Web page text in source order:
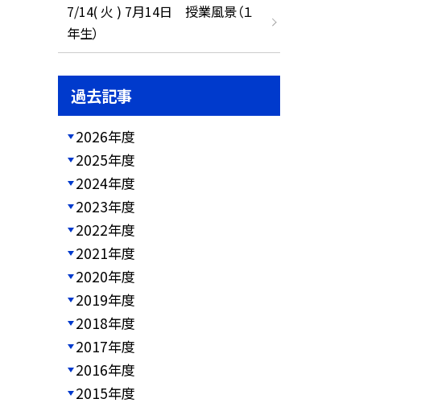
7/14( 火 ) 7月14日 授業風景（１
年生）
過去記事
2026年度
2025年度
2024年度
2023年度
2022年度
2021年度
2020年度
2019年度
2018年度
2017年度
2016年度
2015年度